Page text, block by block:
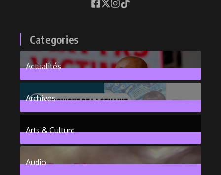
Categories
Actualités
376Posts
Archives
Arts & Culture
6Posts
Audio